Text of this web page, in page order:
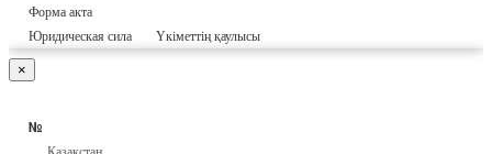
Форма акта
Юридическая сила
Үкіметтің қаулысы
×
№